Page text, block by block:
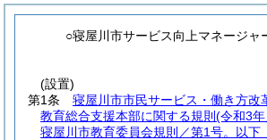
○寝屋川市サービス向上マネージャ
(設置)
第1条
寝屋川市市民サービス・働き方改
教育総合支援本部に関する規則 (令和3
寝屋川市教育委員会規則／第1号。以下